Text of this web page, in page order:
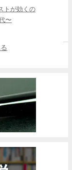
トが効くの
〜